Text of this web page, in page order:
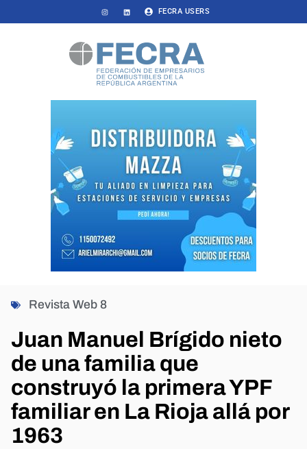
FECRA USERS
Revista Web 8
Juan Manuel Brígido nieto
de una familia que
construyó la primera YPF
familiar en La Rioja allá por
1963